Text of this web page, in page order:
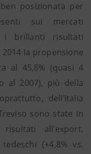
posizionata per
sui mercati
i brillanti risultati
la propensione
al 45,8% (quasi 4
al 2007), più della
dell’Italia
sono state in
all’export,
(+4,8% vs.